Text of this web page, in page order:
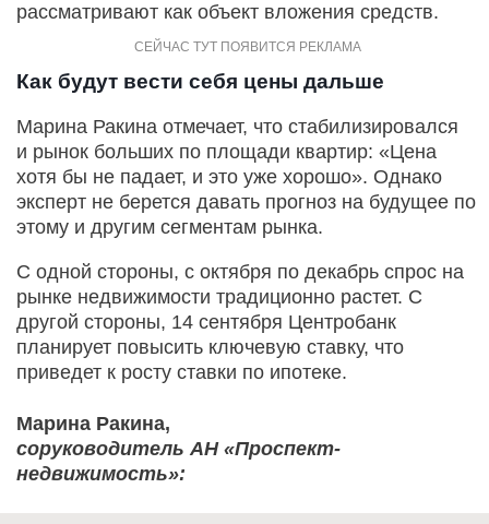
рассматривают как объект вложения средств.
Как будут вести себя цены дальше
Марина Ракина отмечает, что стабилизировался
и рынок больших по площади квартир: «Цена
хотя бы не падает, и это уже хорошо». Однако
эксперт не берется давать прогноз на будущее по
этому и другим сегментам рынка.
С одной стороны, с октября по декабрь спрос на
рынке недвижимости традиционно растет. С
другой стороны, 14 сентября Центробанк
планирует повысить ключевую ставку, что
приведет к росту ставки по ипотеке.
Марина Ракина,
соруководитель АН «Проспект-
недвижимость»: